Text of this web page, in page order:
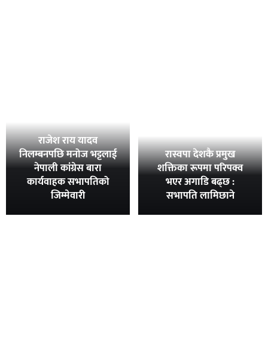
राजेश राय यादव
निलम्बनपछि मनोज भट्टलाई
नेपाली कांग्रेस बारा
कार्यवाहक सभापतिको
जिम्मेवारी
रास्वपा देशकै प्रमुख
शक्तिका रूपमा परिपक्व
भएर अगाडि बढ्छ :
सभापति लामिछाने